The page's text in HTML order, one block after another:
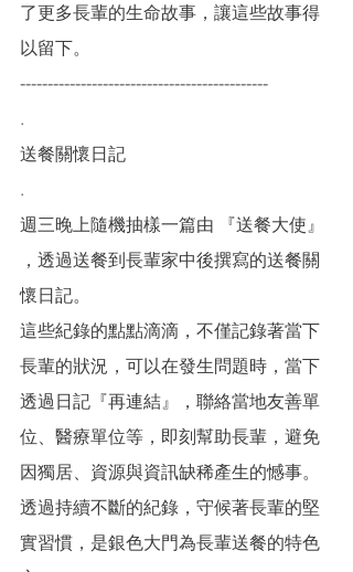
了更多長輩的生命故事，讓這些故事得
以留下。
---------------------------------------------
.
送餐關懷日記
.
週三晚上隨機抽樣一篇由 『送餐大使』
，透過送餐到長輩家中後撰寫的送餐關
懷日記。
這些紀錄的點點滴滴，不僅記錄著當下
長輩的狀況，可以在發生問題時，當下
透過日記『再連結』，聯絡當地友善單
位、醫療單位等，即刻幫助長輩，避免
因獨居、資源與資訊缺稀產生的憾事。
透過持續不斷的紀錄，守候著長輩的堅
實習慣，是銀色大門為長輩送餐的特色